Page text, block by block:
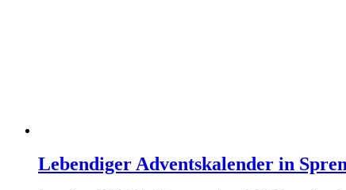
Lebendiger Adventskalender in